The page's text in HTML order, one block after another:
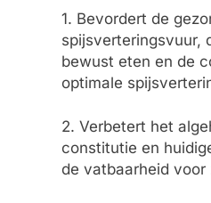
1. Bevordert de
spijsverteringsvuur,
bewust eten en de
optimale
2. Verbetert het
constitutie en
de vatbaarheid